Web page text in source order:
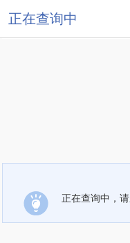
正在查询中
正在查询中，